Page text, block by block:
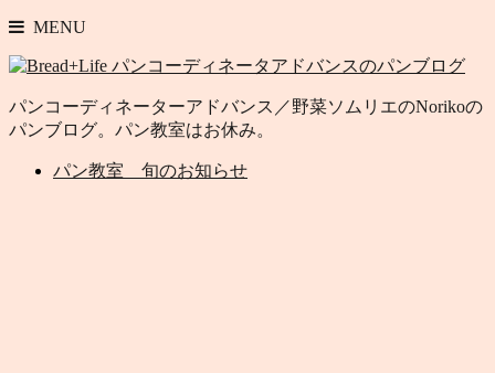
MENU
パンコーディネーターアドバンス／野菜ソムリエのNorikoの
パンブログ。パン教室はお休み。
パン教室 旬のお知らせ